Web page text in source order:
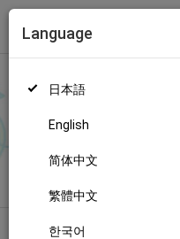
トップ
Language
日本語
English
简体中文
繁體中文
한국어
大辺璃紗季】さん
さんのファンクラブ「
込み開始❣️【SPゲスト：とろ
全年齢向け